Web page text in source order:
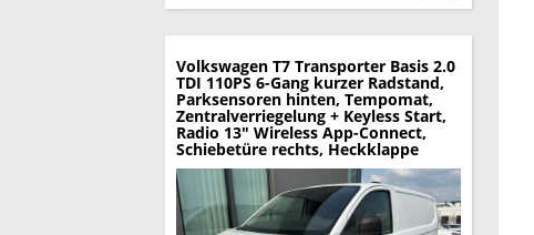
Volkswagen T7 Transporter Basis 2.0
TDI 110PS 6-Gang kurzer Radstand,
Parksensoren hinten, Tempomat,
Zentralverriegelung + Keyless Start,
Radio 13" Wireless App-Connect,
Schiebetüre rechts, Heckklappe